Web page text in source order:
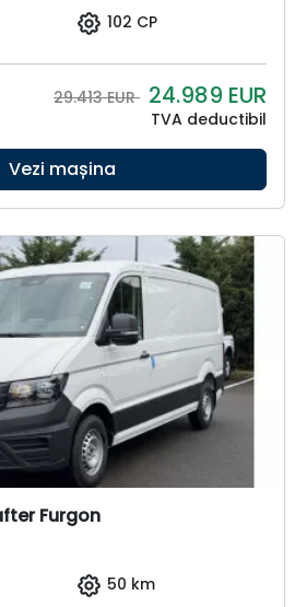
102 CP
29.413 EUR 24.989 EUR
TVA deductibil
Vezi mașina
Furgon
50 km